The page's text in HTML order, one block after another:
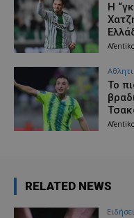
Η
Afentiko
Το
Afentiko
RELATED NEWS